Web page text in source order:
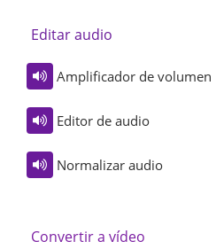
Editar audio
Amplificador de volumen
Editor de audio
Normalizar audio
Convertir a vídeo